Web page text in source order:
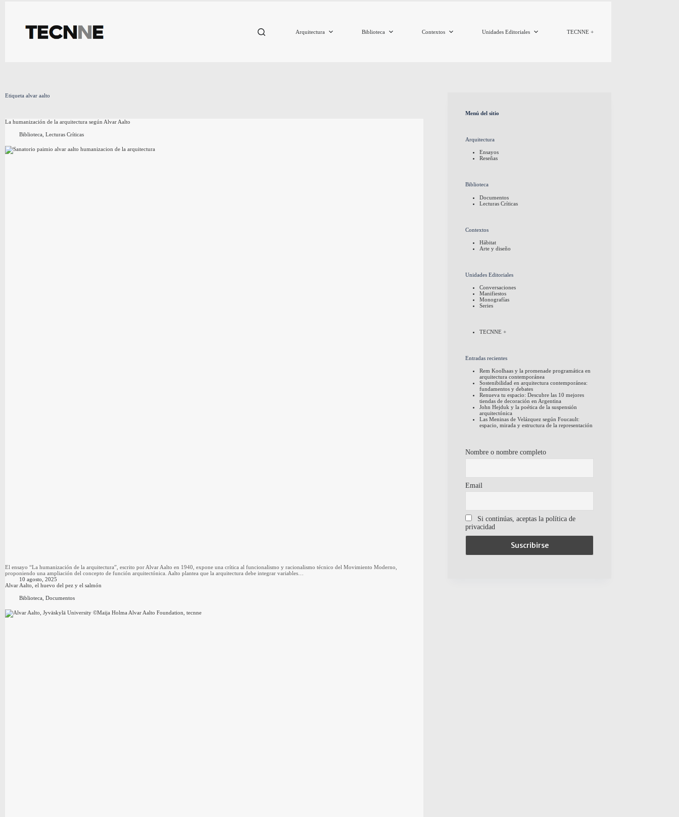
Arquitectura Biblioteca Contextos Unidades Editoriales TECNNE +
Etiqueta alvar aalto
La humanización de la arquitectura según Alvar Aalto
Biblioteca, Lecturas Críticas
El ensayo “La humanización de la arquitectura”, escrito por Alvar Aalto en 1940, expone una crítica al funcionalismo y racionalismo técnico del Movimiento Moderno,
proponiendo una ampliación del concepto de función arquitectónica. Aalto plantea que la arquitectura debe integrar variables…
10 agosto, 2025
Alvar Aalto, el huevo del pez y el salmón
Biblioteca, Documentos
Menú del sitio
Arquitectura
Ensayos
Reseñas
Biblioteca
Documentos
Lecturas Críticas
Contextos
Hábitat
Arte y diseño
Unidades Editoriales
Conversaciones
Manifiestos
Monografías
Series
TECNNE +
Entradas recientes
Rem Koolhaas y la promenade programática en
arquitectura contemporánea
Sostenibilidad en arquitectura contemporánea:
fundamentos y debates
Renueva tu espacio: Descubre las 10 mejores
tiendas de decoración en Argentina
John Hejduk y la poética de la suspensión
arquitectónica
Las Meninas de Velázquez según Foucault:
espacio, mirada y estructura de la representación
Nombre o nombre completo
Email
Si continúas, aceptas la política de
privacidad